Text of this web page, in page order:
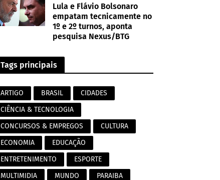
Lula e Flávio Bolsonaro
empatam tecnicamente no
1º e 2º turnos, aponta
pesquisa Nexus/BTG
Tags principais
ARTIGO BRASIL
CIDADES
CIÊNCIA & TECNOLOGIA
CONCURSOS & EMPREGOS
CULTURA
ECONOMIA
EDUCAÇÃO
ENTRETENIMENTO
ESPORTE
MULTIMIDIA
MUNDO PARAIBA